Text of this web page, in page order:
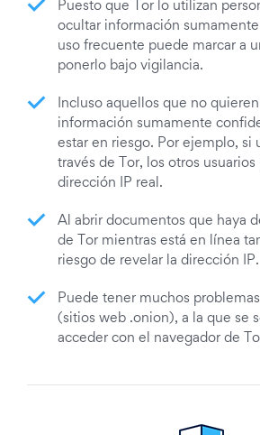
Puesto que Tor lo utilizan
ocultar información
uso frecuente puede marcar a
ponerlo bajo vigilancia.
Incluso aquellos que no
información sumamente
estar en riesgo. Por ejemplo, si
través de Tor, los otros
dirección IP real.
Al abrir documentos que haya
de Tor mientras está en línea
riesgo de revelar la dirección IP.
Puede tener muchos
(sitios web .onion), a la que se
acceder con el navegador de